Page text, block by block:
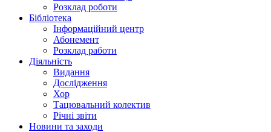
Розклад роботи
Бібліотека
Інформаційний центр
Абонемент
Розклад работи
Діяльність
Видання
Дослідження
Хор
Тацювальний колектив
Річні звіти
Новини та заходи